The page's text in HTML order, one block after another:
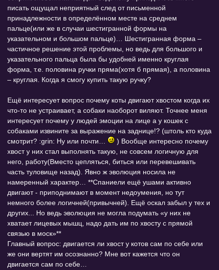
писать ощущал неприятный след от письменной
принадлежности в определённом месте на среднем
пальце(или же в случаи шестигранной формы на
указательном и большом пальце)… Шестигранная форма –
частичное решение этой проблемы, но ведь для большого и
указательного пальца была бы удобней именно круглая
форма, т.е. половина ручки пряма(хотя б прямая), а половина
– круглая. Когда я смогу купить такую ручку?
Ещё интересует вопрос почему коты двигают хвостом когда их
что-то не устраивает, а собаки наоборот виляют. Точнее меня
интересует почему у людей эмоции на лице а у кошек с
собаками извините за выражение на заднице!? (штоль кто куда
смотрит? :grin: Ну или почти…
) Вообще интересно почему
хвост у них стал выполнять такую, не совсем логичную для
него, работу(Вместо цепляться, биться или перевешивать
часть туловище назад). Явно ж эволюция носила не
намеренный характер… **Спаниели ещё ушами активно
двигают - приподнимают в момент недоумения, но тут
немного более логичней(привычней). Ещё оскал забыл у тех и
других... Но ведь эволюция не могла подумать «у них не
хватает лицевых мышц, надо дать им по хвосту с прямой
связью в моск»**
Главный вопрос: двигается ли хвост у котов сам по себе или
же они вертят им осознанно? Мне вот кажется что он
двигается сам по себе…